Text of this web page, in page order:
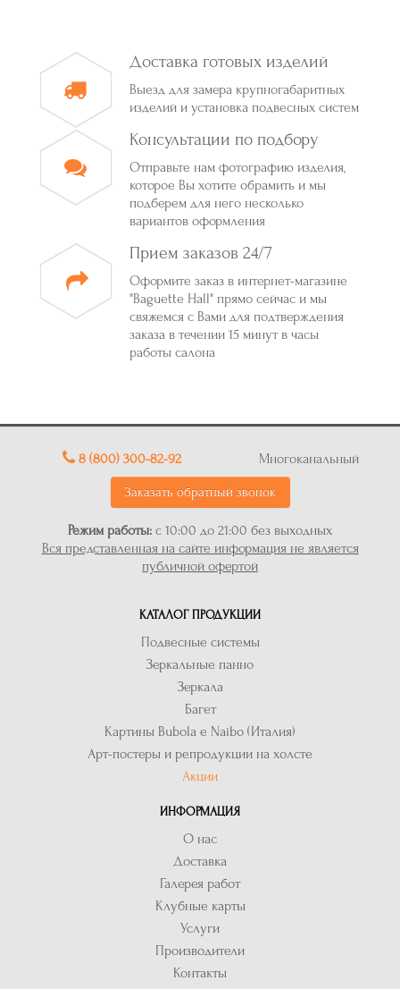
Доставка готовых изделий
Выезд для замера крупногабаритных
изделий и установка подвесных систем
Консультации по подбору
Отправьте нам фотографию изделия,
которое Вы хотите обрамить и мы
подберем для него несколько
вариантов оформления
Прием заказов 24/7
Оформите заказ в интернет-магазине
"Baguette Hall" прямо сейчас и мы
свяжемся с Вами для подтверждения
заказа в течении 15 минут в часы
работы салона
8 (800) 300-82-92 Многоканальный
Заказать обратный звонок
Режим работы: с 10:00 до 21:00 без выходных
Вся представленная на сайте информация не является
публичной офертой
КАТАЛОГ ПРОДУКЦИИ
Подвесные системы
Зеркальные панно
Зеркала
Багет
Картины Bubola e Naibo (Италия)
Арт-постеры и репродукции на холсте
Акции
ИНФОРМАЦИЯ
О нас
Доставка
Галерея работ
Клубные карты
Услуги
Производители
Контакты